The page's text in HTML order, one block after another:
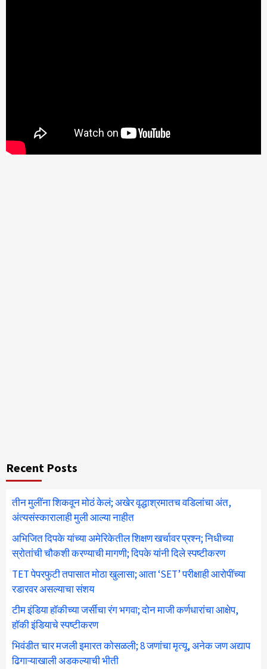
Recent Posts
तीन मुलींना शिकवून मोठं केलं; अखेर वृद्धाश्रमातच वडिलांचा अंत,
अंत्यसंस्कारालाही मुली आल्या नाहीत
अभिजित दिपके यांच्या अमेरिकेतील शिक्षण खर्चावर प्रश्न; निधीच्या
स्रोतांची चौकशी करण्याची मागणी; दिपके यांनी दिले स्पष्टीकरण
TET पेपरफुटी तपासात मोठा खुलासा; आता ‘SET’ परीक्षाही आरोपींच्या
रडारवर असल्याचा संशय
टीम इंडिया हॉकीच्या जर्सीचा रंग भगवा; दोन माजी कर्णधारांचा आक्षेप,
हॉकी इंडियाचे स्पष्टीकरण
भिवंडीत चार मजली इमारत कोसळली; 8 जणांचा मृत्यू, अनेक जण अद्याप
ढिगाऱ्याखाली अडकल्याची भीती